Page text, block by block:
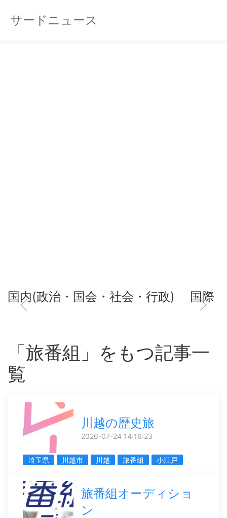
サードニュース
国内(政治・国会・社会・行政) 国際
「旅番組」をもつ記事一
覧
川越の歴史旅
2026-07-24 14:16:23
埼玉県 川越市 川越 旅番組 小江戸
旅番組オーディショ
ン